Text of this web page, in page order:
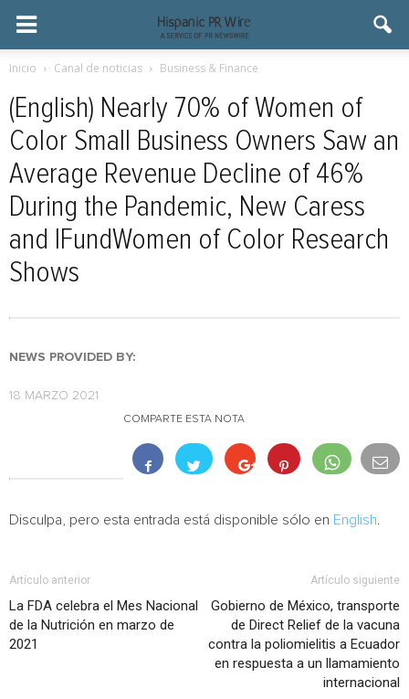
Inicio Canal de noticias Business & Finance
(English) Nearly 70% of Women of
Color Small Business Owners Saw an
Average Revenue Decline of 46%
During the Pandemic, New Caress
and IFundWomen of Color Research
Shows
NEWS PROVIDED BY:
18 MARZO 2021
COMPARTE ESTA NOTA
Disculpa, pero esta entrada está disponible sólo en English
Artículo anterior
La FDA celebra el Mes Nacional
de la Nutrición en marzo de
2021
Artículo siguiente
Gobierno de México, transporte
de Direct Relief de la vacuna
contra la poliomielitis a Ecuador
en respuesta a un llamamiento
internacional